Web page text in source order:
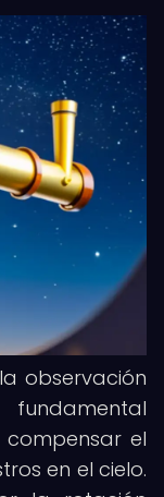
observación
el
en el cielo.